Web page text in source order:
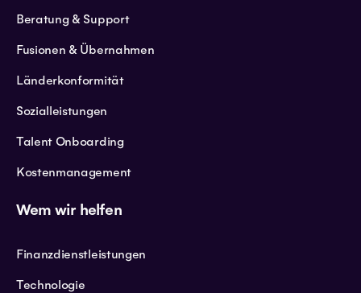
Beratung & Support
Fusionen & Übernahmen
Länderkonformität
Sozialleistungen
Talent Onboarding
Kostenmanagement
Wem wir helfen
Finanzdienstleistungen
Technologie